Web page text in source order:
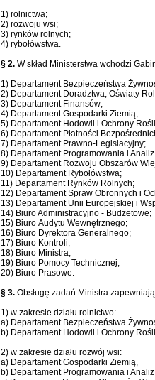
1) rolnictwa;
2) rozwoju wsi;
3) rynków rolnych;
4) rybołówstwa.
§ 2.W skład Ministerstwa wchodzi
1) Departament Bezpieczeństwa
2) Departament Doradztwa, Oświaty
3) Departament Finansów;
4) Departament Gospodarki Ziemią;
5) Departament Hodowli i Ochrony
6) Departament Płatności
7) Departament Prawno-Legislacyjny;
8) Departament Programowania i
9) Departament Rozwoju Obszarów
10) Departament Rybołówstwa;
11) Departament Rynków Rolnych;
12) Departament Spraw Obronnych i
13) Departament Unii Europejskiej i
14) Biuro Administracyjno - Budżetowe;
15) Biuro Audytu Wewnętrznego;
16) Biuro Dyrektora Generalnego;
17) Biuro Kontroli;
18) Biuro Ministra;
19) Biuro Pomocy Technicznej;
20) Biuro Prasowe.
§ 3.Obsługę zadań Ministra
1) w zakresie działu rolnictwo:
a) Departament Bezpieczeństwa
b) Departament Hodowli i Ochrony
2) w zakresie działu rozwój wsi:
a) Departament Gospodarki Ziemią,
b) Departament Programowania i